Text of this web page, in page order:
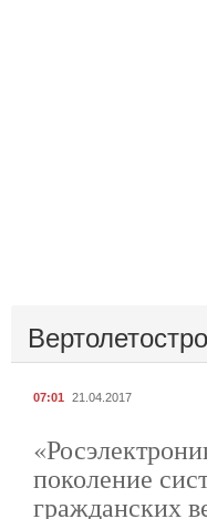
07:01 21.04.2017
поколение
гражданских